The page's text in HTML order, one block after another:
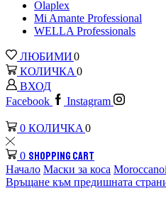
Olaplex
Mi Amante Professional
WELLA Professionals
ЛЮБИМИ0
КОЛИЧКА0
ВХОД
Facebook Instagram
0 КОЛИЧКА0
0 SHOPPING CART
Начало Маски за коса
Връщане към предишната